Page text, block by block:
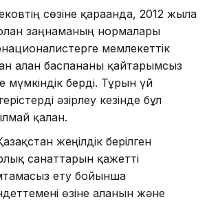
сөзіне қарағанда, 2012 жылға
заңнаманың нормалары
мемлекеттік
алған баспананы қайтарымсыз
мүмкіндік берді. Тұрғын үй
әзірлеу кезінде бұл
қалған.
жеңілдік берілген
санаттарын қажетті
ету бойынша
өзіне алғанын және